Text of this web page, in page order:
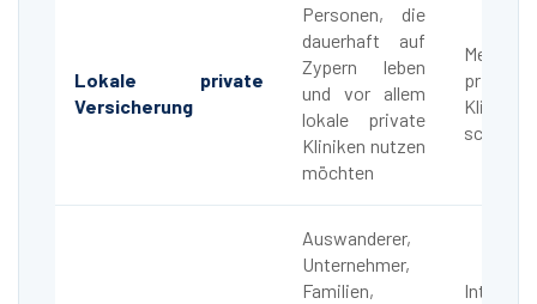
Lokale private
Versicherung
Personen, die
dauerhaft auf
Zypern leben
und vor allem
lokale private
Kliniken nutzen
möchten
Mehr
private
Auswanderer,
Unternehmer,
Familien,